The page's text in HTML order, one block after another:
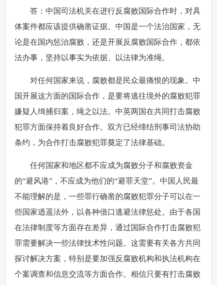
答：中国司法机关在进行反腐败国际合作时，对具
体案件都应该提供确凿证据。中国是一个法治国家，无
论是在国内惩治腐败，还是开展反腐败国际合作，都依
法办事，坚持以事实为依据、以法律为准绳。
对任何国家来说，腐败都是民众最痛恨的现象。中
国开展这方面的国际合作，是要将逃往境外的腐败犯罪
嫌疑人缉捕归案，绳之以法。中英两国在共同打击腐败
犯罪方面保持着良好合作。双方已经缔结刑事司法协助
条约，为合作打击腐败犯罪奠定了法律基础。
任何国家和地区都不应成为腐败分子和腐败资金
的“避风港”，不应成为他们的“避罪天堂”。中国人民最
不能理解的是，一些罪行确凿的腐败犯罪分子可以在一
些国家逍遥法外，以各种借口逃避法律惩处。由于各国
在法律制度等方面存在差异，通过国际合作打击腐败犯
罪需要解决一些法律技术性问题。这需要有关各方共同
探讨解决方案，特别是要加强反腐败机构和执法机构在
个案调查和信息交流等方面合作。相信只要有打击腐败